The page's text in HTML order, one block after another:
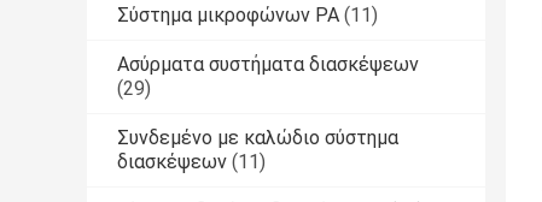
Σύστημα μικροφώνων PA (11)
Ασύρματα συστήματα διασκέψεων
(29)
Συνδεμένο με καλώδιο σύστημα
διασκέψεων (11)